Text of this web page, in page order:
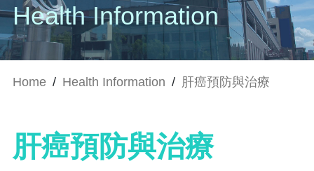
Health Information
Home / Health Information / 肝癌預防與治療
肝癌預防與治療